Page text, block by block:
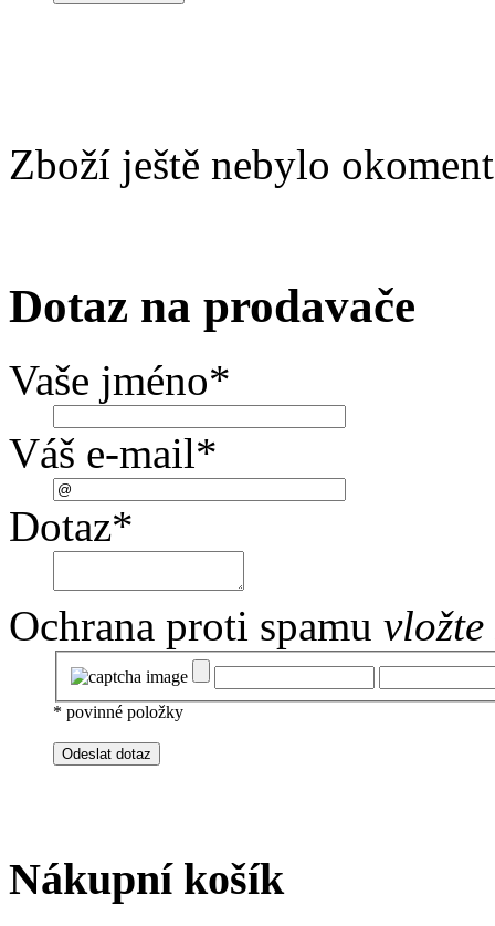
Zboží ještě nebylo
Dotaz na prodavače
Vaše jméno*
Váš e-mail*
Dotaz*
Ochrana proti spamu
* povinné položky
Nákupní košík